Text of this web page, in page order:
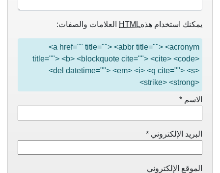
يمكنك استخدام هذهHTML العلامات والصفات:
<a href="" title=""> <abbr title=""> <acronym
title=""> <b> <blockquote cite=""> <cite> <code>
<del datetime=""> <em> <i> <q cite=""> <s>
<strike> <strong>
الاسم *
البريد الإلكتروني *
الموقع الإلكتروني